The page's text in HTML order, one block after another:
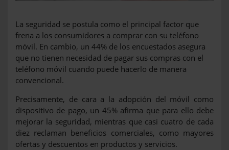
La seguridad se postula como el principal factor que
frena a los consumidores a comprar con su teléfono
móvil. En cambio, un 44% de los encuestados asegura
que no tienen necesidad de pagar sus compras con el
teléfono móvil cuando puede hacerlo de manera
convencional.
Precisamente, de cara a la adopción del móvil como
dispositivo de pago, un 45% afirma que para ello debe
mejorar la seguridad, mientras que casi cuatro de cada
diez reclaman beneficios comerciales, como mayores
ofertas y descuentos en productos y servicios.